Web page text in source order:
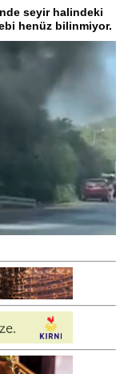
seyir halindeki
henüz bilinmiyor.